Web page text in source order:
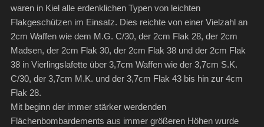
waren in Kiel alle erdenklichen Typen von leichten
Flakgeschützen im Einsatz. Dies reichte von einer Vielzahl an
2cm Waffen wie dem M.G. C/30, der 2cm Flak 28, der 2cm
Madsen, der 2cm Flak 30, der 2cm Flak 38 und der 2cm Flak
38 in Vierlingslafette über 3,7cm Waffen wie der 3,7cm S.K.
C/30, der 3,7cm M.K. und der 3,7cm Flak 43 bis hin zur 4cm
Flak 28.
Mit beginn der immer stärker werdenden
Flächenbombardements aus immer größeren Höhen wurde